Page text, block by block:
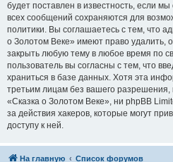
будет поставлен в известность, если
всех сообщений сохраняются для
политики. Вы соглашаетесь с тем, что
о Золотом Веке» имеют право удалить,
закрыть любую тему в любое время по
пользователь вы согласны с тем, что
храниться в базе данных. Хотя эта
третьим лицам без вашего
«Сказка о Золотом Веке», ни phpBB
за действия хакеров, которые могут
доступу к ней.
На главную Список форумов